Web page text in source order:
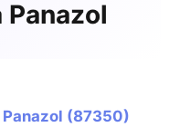
Panazol (87350)